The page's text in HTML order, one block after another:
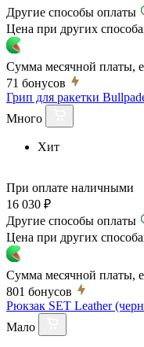
Другие способы оплаты
Цена при других
Сумма месячной платы,
71 бонусов
Грип для ракетки
Много
Хит
При оплате наличными
16 030 ₽
Другие способы оплаты
Цена при других
Сумма месячной платы,
801 бонусов
Рюкзак SET Leather
Мало